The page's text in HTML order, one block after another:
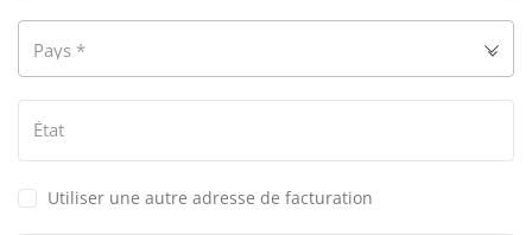
Pays *
État
Utiliser une autre adresse de facturation